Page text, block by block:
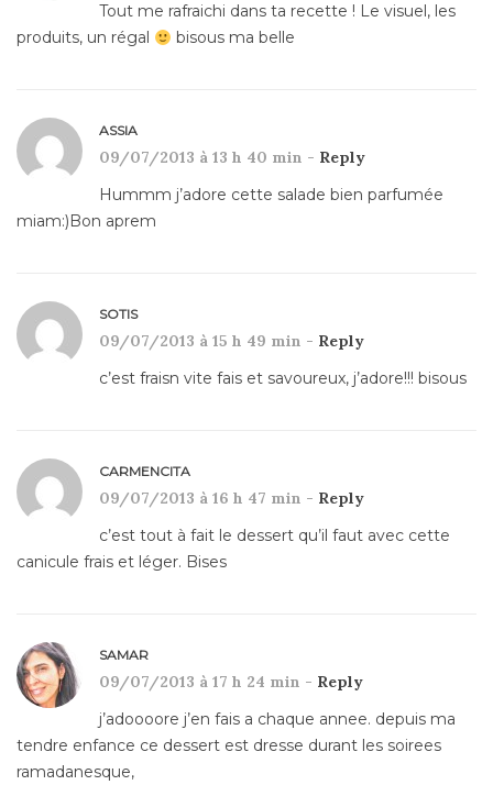
Tout me rafraichi dans ta recette ! Le visuel, les
produits, un régal
bisous ma belle
ASSIA
09/07/2013 à 13 h 40 min - Reply
Hummm j’adore cette salade bien parfumée
miam:)Bon aprem
SOTIS
09/07/2013 à 15 h 49 min - Reply
c’est fraisn vite fais et savoureux, j’adore!!! bisous
CARMENCITA
09/07/2013 à 16 h 47 min - Reply
c’est tout à fait le dessert qu’il faut avec cette
canicule frais et léger. Bises
SAMAR
09/07/2013 à 17 h 24 min - Reply
j’adoooore j’en fais a chaque annee. depuis ma
tendre enfance ce dessert est dresse durant les soirees
ramadanesque,